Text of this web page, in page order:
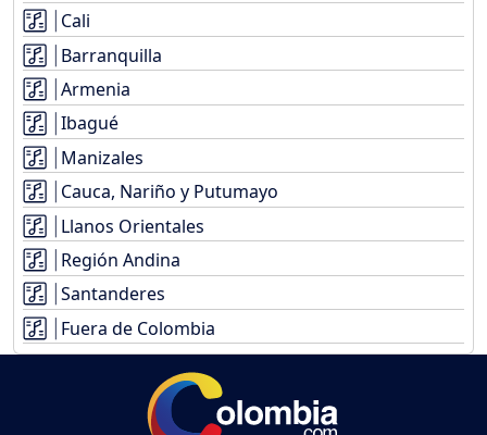
Cali
Barranquilla
Armenia
Ibagué
Manizales
Cauca, Nariño y Putumayo
Llanos Orientales
Región Andina
Santanderes
Fuera de Colombia